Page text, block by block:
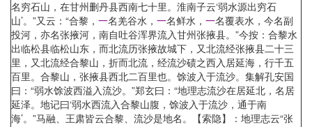
名穷石山，在甘州删丹县西南七十里。淮南子云‘弱水源出穷石
山’。”又云：“合黎， 一名羌谷水， 一名鲜水， 一名覆表水，今名副
投河，亦名张掖河，南自吐谷浑界流入甘州张掖县。”今按：合黎水
出临松县临松山东，而北流历张掖故城下，又北流经张掖县二十三
里，又北流经合黎山，折而北流，经流沙碛之西入居延海，行千五
百里。合黎山，张掖县西北二百里也。馀波入于流沙。集解孔安国
曰：“弱水馀波西溢入流沙。”郑玄曰：“地理志流沙在居延北，名居
延泽。地记曰‘弱水西流入合黎山腹，馀波入于流沙，通于南
海’。”马融、王肃皆云合黎、流沙是地名。【索隐】：地理志云“张